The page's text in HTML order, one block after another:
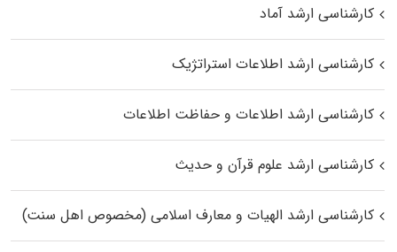
کارشناسی ارشد آماد
کارشناسی ارشد اطلاعات استراتژیک
کارشناسی ارشد اطلاعات و حفاظت اطلاعات
کارشناسی ارشد علوم قرآن و حدیث
کارشناسی ارشد الهیات و معارف اسلامی (مخصوص اهل سنت)